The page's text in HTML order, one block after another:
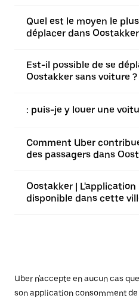
Quel est le moyen le
déplacer dans
Est-il possible de se
Oostakker sans voiture ?
: puis-je y louer une
Comment Uber
des passagers dans
Oostakker |
disponible dans cette
Uber n'accepte en aucun cas
son application consomment de